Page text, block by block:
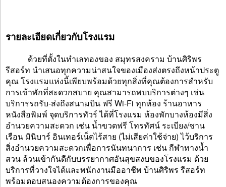
รายละเอียดเกี่ยวกับโรงแรม
ด้วยที่ตั้งในทำเลทองของ สมุทรสงคราม บ้านศิริพร
รีสอร์ท นำเสนอทุกความน่าสนใจของเมืองส่งตรงถึงหน้าประตู
คุณ โรงแรมแห่งนี้เพียบพร้อมด้วยทุกสิ่งที่คุณต้องการสำหรับ
การเข้าพักที่สะดวกสบาย คุณสามารถพบบริการต่างๆ เช่น
บริการรถรับ-ส่งถึงสนามบิน ฟรี Wi-Fi ทุกห้อง ร้านอาหาร
หนังสือพิมพ์ จุดบริการทัวร์ ได้ที่โรงแรม ห้องพักบางห้องมีสิ่ง
อำนวยความสะดวก เช่น น้ำขวดฟรี โทรทัศน์ ระเบียง/ชาน
เรือน มินิบาร์ อินเทอร์เน็ตไร้สาย (ไม่เสียค่าใช้จ่าย) ไว้บริการ
สิ่งอำนวยความสะดวกเพื่อการนันทนาการ เช่น กีฬาทางน้ำ
สวน ล้วนเข้ากันดีกับบรรยากาศอันสุขสงบของโรงแรม ด้วย
บริการที่วางใจได้และพนักงานมืออาชีพ บ้านศิริพร รีสอร์ท
พร้อมตอบสนองความต้องการของคุณ